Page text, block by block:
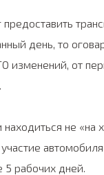
день, то
изменений, от
не «на
5 рабочих дней.